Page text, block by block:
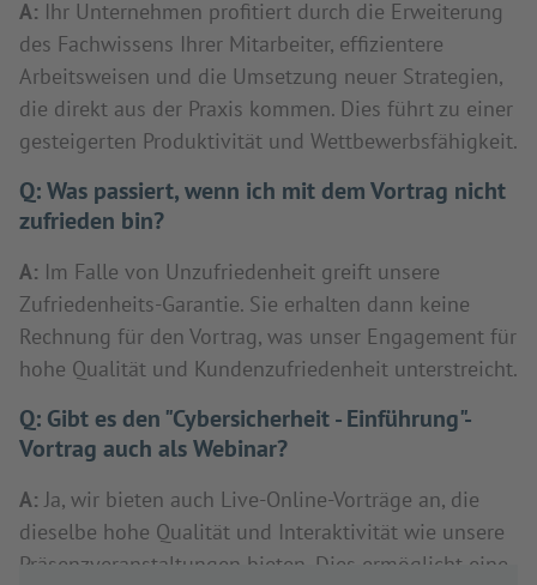
A: Ihr Unternehmen profitiert durch die Erweiterung
des Fachwissens Ihrer Mitarbeiter, effizientere
Arbeitsweisen und die Umsetzung neuer Strategien,
die direkt aus der Praxis kommen. Dies führt zu einer
gesteigerten Produktivität und Wettbewerbsfähigkeit.
Q:Was passiert, wenn ich mit dem Vortrag nicht
zufrieden bin?
A: Im Falle von Unzufriedenheit greift unsere
Zufriedenheits-Garantie. Sie erhalten dann keine
Rechnung für den Vortrag, was unser Engagement für
hohe Qualität und Kundenzufriedenheit unterstreicht.
Q: Gibt es den "Cybersicherheit - Einführung"-
Vortrag auch als Webinar?
A: Ja, wir bieten auch Live-Online-Vorträge an, die
dieselbe hohe Qualität und Interaktivität wie unsere
Präsenzveranstaltungen bieten. Dies ermöglicht eine